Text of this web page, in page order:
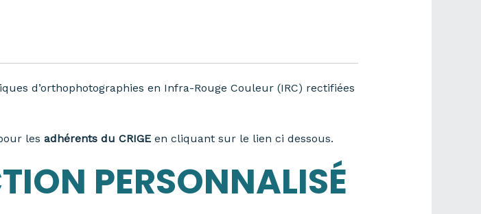
d’orthophotographies en Infra-Rouge Couleur (IRC) rectifiées
les adhérents du CRIGEen cliquant sur le lien ci dessous.
PERSONNALISÉ